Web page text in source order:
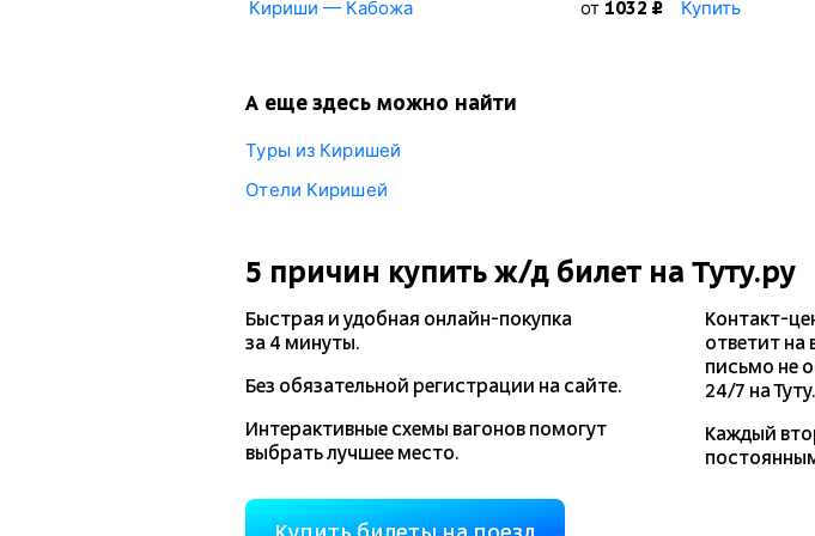
Кириши — Кабожа от 1032 ₽ Купить
А еще здесь можно найти
Туры из Киришей
Отели Киришей
5 причин купитьж/д билет на Туту.ру
Быстрая и удобная онлайн-покупка
за 4 минуты.
Без обязательной регистрации на сайте.
Интерактивные схемы вагонов помогут
выбрать лучшее место.
Контакт-
ответит на
письмо не
24/7 на Туту.
Каждый